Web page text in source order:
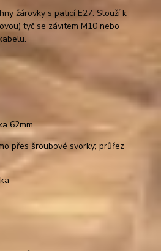
žárovky s paticí E27. Slouží k
tyč se závitem M10 nebo
62mm
přes šroubové svorky; průřez